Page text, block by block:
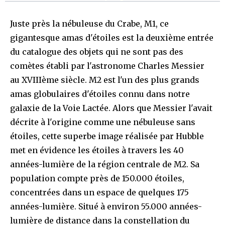
Juste près la nébuleuse du Crabe, M1, ce
gigantesque amas d'étoiles est la deuxième entrée
du catalogue des objets qui ne sont pas des
comètes établi par l'astronome Charles Messier
au XVIIIème siècle. M2 est l'un des plus grands
amas globulaires d'étoiles connu dans notre
galaxie de la Voie Lactée. Alors que Messier l'avait
décrite à l'origine comme une nébuleuse sans
étoiles, cette superbe image réalisée par Hubble
met en évidence les étoiles à travers les 40
années-lumière de la région centrale de M2. Sa
population compte près de 150.000 étoiles,
concentrées dans un espace de quelques 175
années-lumière. Situé à environ 55.000 années-
lumière de distance dans la constellation du